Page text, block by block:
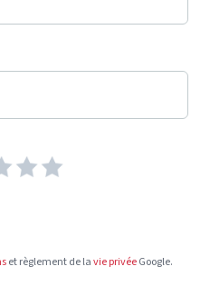
et règlement de lavie privéeGoogle.